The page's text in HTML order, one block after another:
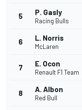
5 P. Gasly
Racing Bulls
6 L. Norris
McLaren
7 E. Ocon
Renault F1 Team
8 A. Albon
Red Bull